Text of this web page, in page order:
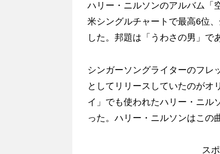
ハリー・ニルソンのアルバム「
米シングルチャートで最高6位
した。邦題は「うわさの男」で
シンガーソングライターのフレ
としてリリースしていたのがオ
イ」でも使われたハリー・ニル
った。ハリー・ニルソンはこの
ス